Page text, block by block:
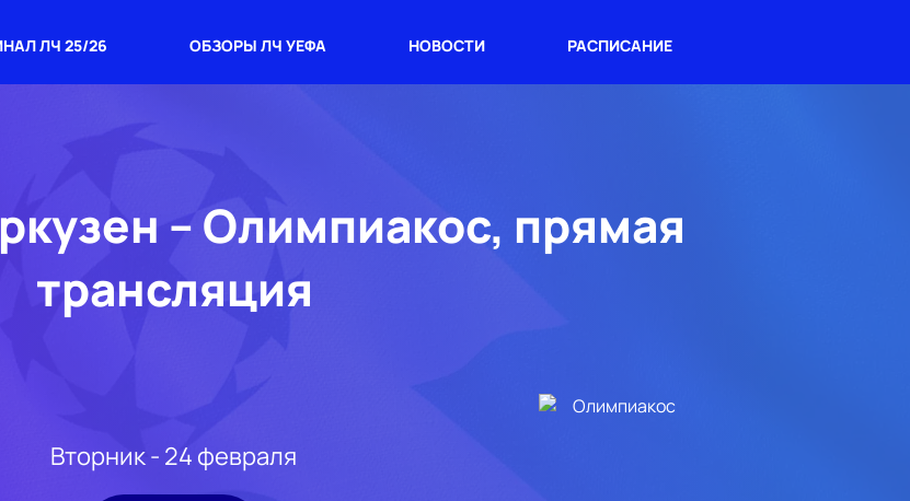
ЛЧ 25/26 ОБЗОРЫ ЛЧ УЕФА НОВОСТИ РАСПИСАНИЕ
– Олимпиакос, прямая
трансляция
Вторник - 24 февраля